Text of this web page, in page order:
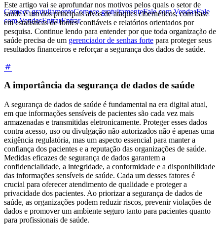
Comece gratuitamenteComece gratuitamenteFale com VendasFale
com VendasEntrarEntrar
Este artigo vai se aprofundar nos motivos pelos quais o setor de
saúde é um dos principais alvos de ataques cibernéticos, com base
em estatísticas de fontes confiáveis e relatórios orientados por
pesquisa. Continue lendo para entender por que toda organização de
saúde precisa de um gerenciador de senhas forte para proteger seus
resultados financeiros e reforçar a segurança dos dados de saúde.
A importância da segurança de dados de saúde
A segurança de dados de saúde é fundamental na era digital atual,
em que informações sensíveis de pacientes são cada vez mais
armazenadas e transmitidas eletronicamente. Proteger esses dados
contra acesso, uso ou divulgação não autorizados não é apenas uma
exigência regulatória, mas um aspecto essencial para manter a
confiança dos pacientes e a reputação das organizações de saúde.
Medidas eficazes de segurança de dados garantem a
confidencialidade, a integridade, a conformidade e a disponibilidade
das informações sensíveis de saúde. Cada um desses fatores é
crucial para oferecer atendimento de qualidade e proteger a
privacidade dos pacientes. Ao priorizar a segurança de dados de
saúde, as organizações podem reduzir riscos, prevenir violações de
dados e promover um ambiente seguro tanto para pacientes quanto
para profissionais de saúde.